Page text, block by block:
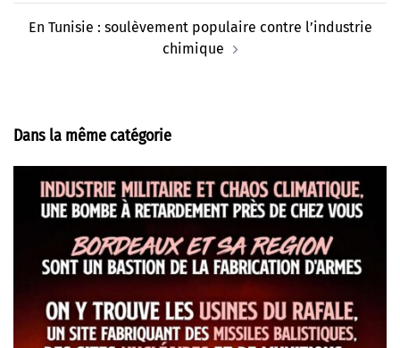
En Tunisie : soulèvement populaire contre l’industrie
chimique
Dans la même catégorie